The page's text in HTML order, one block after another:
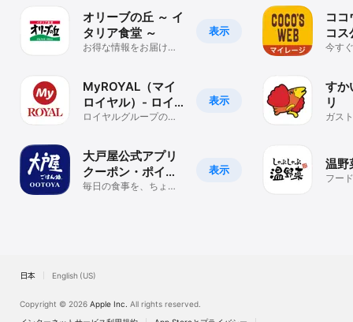
表示
オリーブの丘 ～ イ
タリア食堂 ～
お得な情報をお届けし
表示
MyROYAL（マイ
ロイヤル）- ロイ
ヤルグループ共通
ロイヤルグループの対
表示
大戸屋公式アプリ
クーポン・ポイン
トでお得に
毎日の食事を、ちょっ
コ
コ
今す
すか
リ
ガス
温野
フー
日本 English (US)
Copyright © 2026 Apple Inc. All rights reserved.